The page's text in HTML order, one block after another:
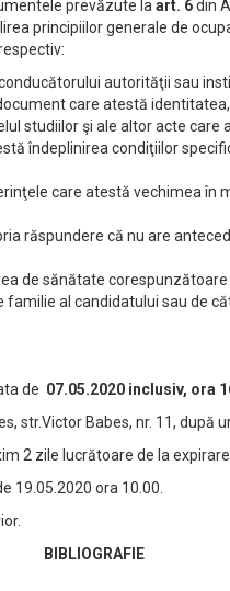
prevăzute la art. 6din
principiilor generale de
autorităţii sau
care atestă
studiilor şi ale altor acte
îndeplinirea condiţiilor
care atestă vechimea în
răspundere că nu are
de sănătate
familie al candidatului sau
de 07.05.2020 inclusiv, ora
str.Victor Babes, nr. 11, după
2 zile lucrătoare de la
19.05.2020 ora 10.00.
BIBLIOGRAFIE